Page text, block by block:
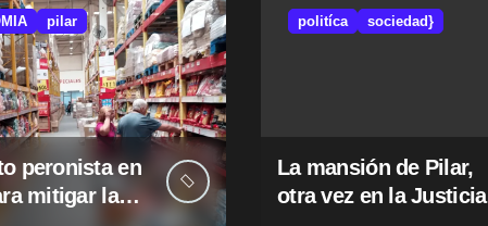
pilar
peronista en
mitigar la
politíca sociedad}
La mansión de Pilar,
otra vez en la Justicia